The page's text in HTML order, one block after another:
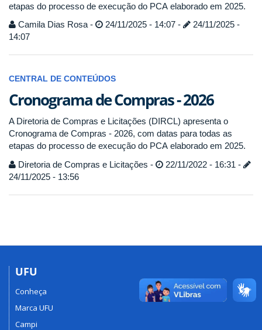
etapas do processo de execução do PCA elaborado em 2025.
Camila Dias Rosa -
24/11/2025 - 14:07 -
24/11/2025 -
14:07
CENTRAL DE CONTEÚDOS
Cronograma de Compras - 2026
A Diretoria de Compras e Licitações (DIRCL) apresenta o
Cronograma de Compras - 2026, com datas para todas as
etapas do processo de execução do PCA elaborado em 2025.
Diretoria de Compras e Licitações -
22/11/2022 - 16:31 -
24/11/2025 - 13:56
UFU
Conheça
Marca UFU
Campi